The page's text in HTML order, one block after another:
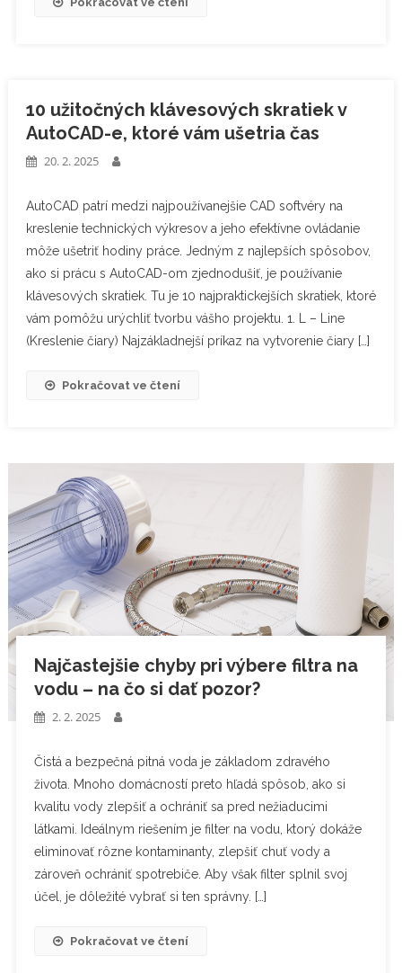
10 užitočných klávesových skratiek v
AutoCAD-e, ktoré vám ušetria čas
20. 2. 2025
AutoCAD patrí medzi najpoužívanejšie CAD softvéry na
kreslenie technických výkresov a jeho efektívne ovládanie
môže ušetriť hodiny práce. Jedným z najlepších spôsobov,
ako si prácu s AutoCAD-om zjednodušiť, je používanie
klávesových skratiek. Tu je 10 najpraktickejších skratiek, ktoré
vám pomôžu urýchliť tvorbu vášho projektu. 1. L – Line
(Kreslenie čiary) Najzákladnejší príkaz na vytvorenie čiary […]
Pokračovat ve čtení
Najčastejšie chyby pri výbere filtra na
vodu – na čo si dať pozor?
2. 2. 2025
Čistá a bezpečná pitná voda je základom zdravého
života. Mnoho domácností preto hľadá spôsob, ako si
kvalitu vody zlepšiť a ochrániť sa pred nežiaducimi
látkami. Ideálnym riešením je filter na vodu, ktorý dokáže
eliminovať rôzne kontaminanty, zlepšiť chuť vody a
zároveň ochrániť spotrebiče. Aby však filter splnil svoj
účel, je dôležité vybrať si ten správny. […]
Pokračovat ve čtení